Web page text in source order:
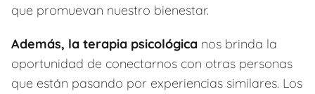
que promuevan nuestro bienestar.
Además, la terapia psicológica nos brinda la
oportunidad de conectarnos con otras personas
que están pasando por experiencias similares. Los